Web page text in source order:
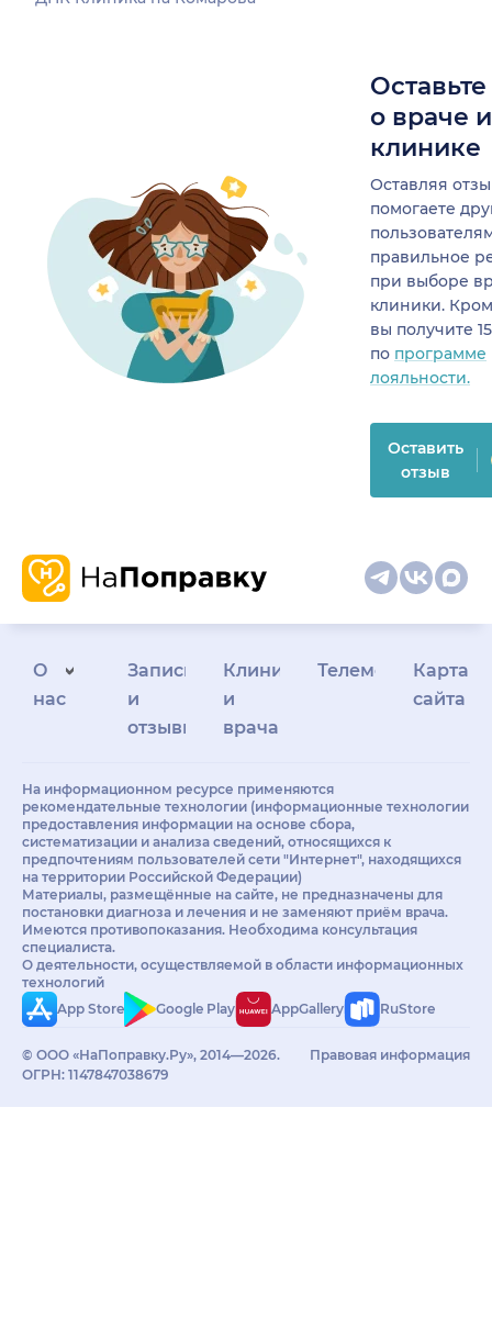
о враче
клинике
Оставляя
помогаете
правильное
при выборе
клиники.
вы получите
по программе
лояльности.
Оставить
отзыв
О
нас
Запись
и
отзывы
Клиникам
и
врачам
Телемедицина
Карта
сайта
На информационном ресурсе применяются
рекомендательные технологии (информационные технологии
предоставления информации на основе сбора,
систематизации и анализа сведений, относящихся к
предпочтениям пользователей сети "Интернет", находящихся
на территории Российской Федерации)
Материалы, размещённые на сайте, не предназначены для
постановки диагноза и лечения и не заменяют приём врача.
Имеются противопоказания. Необходима консультация
специалиста.
О деятельности, осуществляемой в области информационных
технологий
App Store
Google Play AppGallery RuStore
© ООО «НаПоправку.Ру», 2014—2026.
ОГРН: 1147847038679
Правовая информация